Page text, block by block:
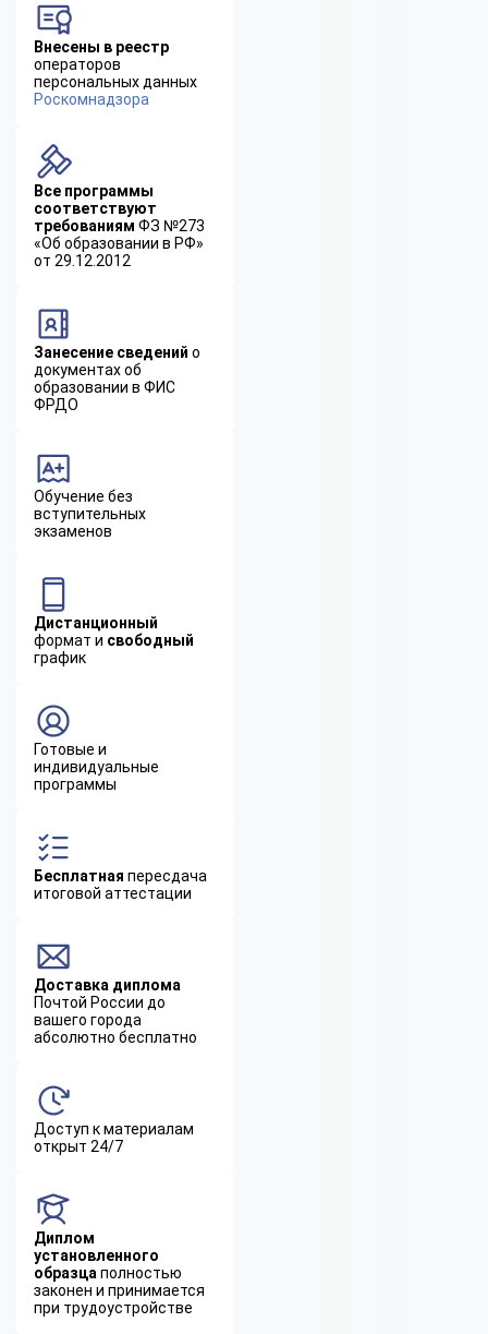
Внесены в реестр
операторов
персональных данных
Роскомнадзора
Все программы
соответствуют
требованиям ФЗ №273
«Об образовании в РФ»
от 29.12.2012
Занесение сведений о
документах об
образовании в ФИС
ФРДО
Обучение без
вступительных
экзаменов
Дистанционный
формат и свободный
график
Готовые и
индивидуальные
программы
Бесплатная пересдача
итоговой аттестации
Доставка диплома
Почтой России до
вашего города
абсолютно бесплатно
Доступ к материалам
открыт 24/7
Диплом
установленного
образца полностью
законен и принимается
при трудоустройстве